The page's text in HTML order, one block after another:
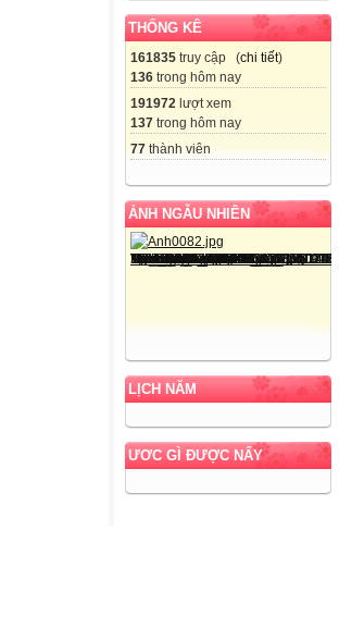
THỐNG KÊ
161835 truy cập (chi tiết)
136 trong hôm nay
191972 lượt xem
137 trong hôm nay
77 thành viên
ẢNH NGẪU NHIÊN
LỊCH NĂM
ƯƠC GÌ ĐƯỢC NẤY